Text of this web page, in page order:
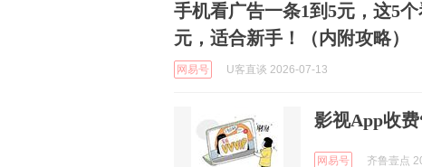
手机看广告一条1到5元，这5
元，适合新手！（内附攻略）
网易号 U客直谈 2026-07-13
影视App收
网易号 齐鲁壹点